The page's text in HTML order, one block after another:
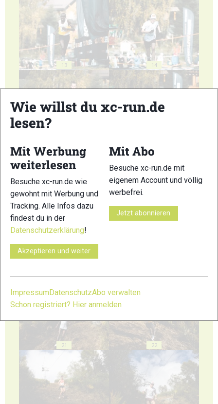
13 14
17 18
19 20
21 22
Wie willst du xc-run.de
lesen?
Mit Werbung
weiterlesen
Besuche xc-run.de wie
gewohnt mit Werbung und
Tracking. Alle Infos dazu
findest du in der
Datenschutzerklärung!
Akzeptieren und weiter
Mit Abo
Besuche xc-run.de mit
eigenem Account und völlig
werbefrei.
Jetzt abonnieren
Impressum DatenschutzAbo verwalten
Schon registriert? Hier anmelden